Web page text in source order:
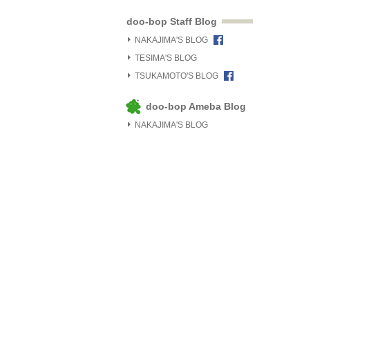
doo-bop Staff Blog
NAKAJIMA'S BLOG
TESIMA'S BLOG
TSUKAMOTO'S BLOG
doo-bop Ameba Blog
NAKAJIMA'S BLOG